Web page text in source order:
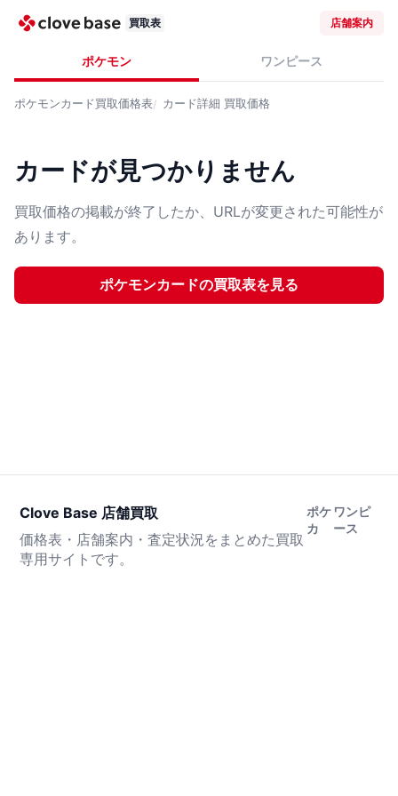
買取表 店舗案内
ポケモン ワンピース
ポケモンカード買取価格表 カード詳細 買取価格
カードが見つかりません
買取価格の掲載が終了したか、URLが変更された可能性が
あります。
ポケモンカードの買取表を見る
Clove Base 店舗買取
価格表・店舗案内・査定状況をまとめた買取
専用サイトです。
ポケ
カ
ワンピ
ース